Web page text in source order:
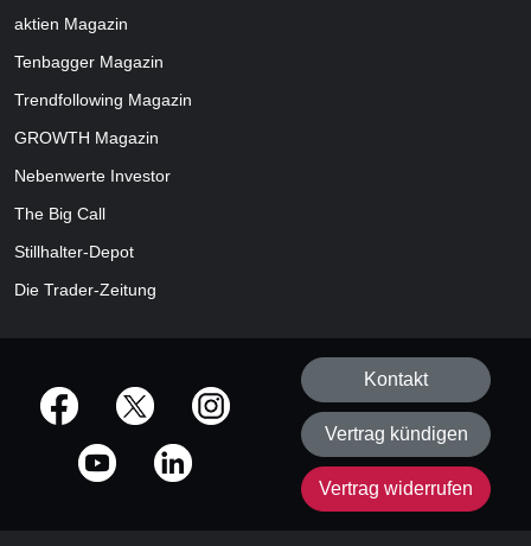
aktien Magazin
Tenbagger Magazin
Trendfollowing Magazin
GROWTH Magazin
Nebenwerte Investor
The Big Call
Stillhalter-Depot
Die Trader-Zeitung
offizielle Social Media-Accounts
Kontakt
Vertrag kündigen
Vertrag widerrufen